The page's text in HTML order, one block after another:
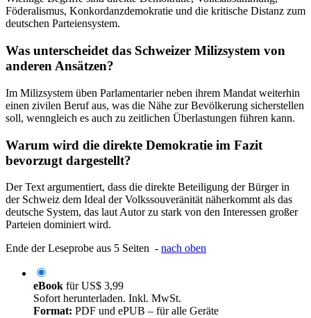
Föderalismus, Konkordanzdemokratie und die kritische Distanz zum
deutschen Parteiensystem.
Was unterscheidet das Schweizer Milizsystem von
anderen Ansätzen?
Im Milizsystem üben Parlamentarier neben ihrem Mandat weiterhin
einen zivilen Beruf aus, was die Nähe zur Bevölkerung sicherstellen
soll, wenngleich es auch zu zeitlichen Überlastungen führen kann.
Warum wird die direkte Demokratie im Fazit
bevorzugt dargestellt?
Der Text argumentiert, dass die direkte Beteiligung der Bürger in
der Schweiz dem Ideal der Volkssouveränität näherkommt als das
deutsche System, das laut Autor zu stark von den Interessen großer
Parteien dominiert wird.
Ende der Leseprobe aus 5 Seiten - nach oben
eBook fürUS$ 3,99
Sofort herunterladen. Inkl. MwSt.
Format: PDF und ePUB – für alle Geräte